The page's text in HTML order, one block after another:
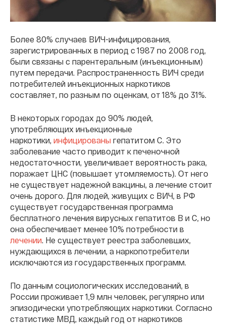
Более 80% случаев ВИЧ-инфицирования,
зарегистрированных в период с 1987 по 2008 год,
были связаны с парентеральным (инъекционным)
путем передачи. Распространенность ВИЧ среди
потребителей инъекционных наркотиков
составляет, по разным по оценкам, от 18% до 31%.
В некоторых городах до 90% людей,
употребляющих инъекционные
наркотики, инфицированы гепатитом С. Это
заболевание часто приводит к печеночной
недостаточности, увеличивает вероятность рака,
поражает ЦНС (повышает утомляемость). От него
не существует надежной вакцины, а лечение стоит
очень дорого. Для людей, живущих с ВИЧ, в РФ
существует государственная программа
бесплатного лечения вирусных гепатитов В и С, но
она обеспечивает менее 10% потребности в
лечении. Не существует реестра заболевших,
нуждающихся в лечении, а наркопотребители
исключаются из государственных программ.
По данным социологических исследований, в
России проживает 1,9 млн человек, регулярно или
эпизодически употребляющих наркотики. Согласно
статистике МВД, каждый год от наркотиков